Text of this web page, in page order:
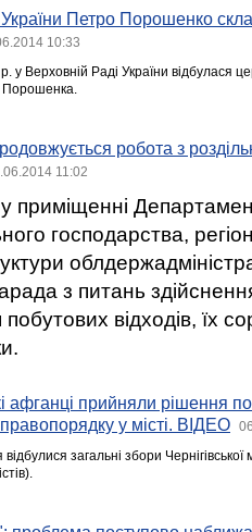
Петро Порошенко
10:33
у Верховній Раді України відбулася
Порошенка.
робота з
11:02
приміщенні
господарства,
з питань
відходів, їх
афганці прийняли рішення
у місті. ВІДЕО
загальні збори Чернігівської